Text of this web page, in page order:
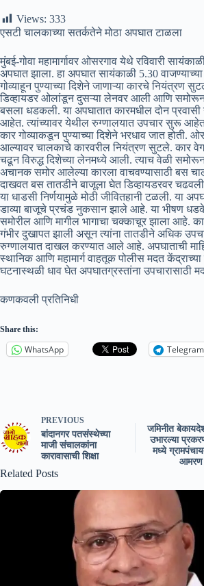
Views: 333
एसटी चालकाच्या सतर्कतेने मोठा अपघात टाळला
मुंबई-गोवा महामार्गावर ओसरगाव येथे रविवारी
अपघात झाला. हा अपघात सायंकाळी 5.30
गोव्याहून पुण्याच्या दिशेने जाणाऱ्या कारचे नियंत्रण
डिव्हायडर ओलांडून दुसऱ्या लेनवर आली आणि समोरून
बसला धडकली. या अपघातात कारमधील दोन
आहेत. त्यांच्यावर येथील रुग्णालयात उपचार सुरू
कार गोव्याकडून पुण्याच्या दिशेने भरधाव जात होती.
आल्यावर चालकाचे कारवरील नियंत्रण सुटले. कार
चढून विरुद्ध दिशेच्या लेनमध्ये आली. त्याच वेळी
अचानक समोर आलेल्या कारला वाचवण्यासाठी बस
दाखवत बस तातडीने बाजूला घेत डिव्हायडरवर
या धाडसी निर्णयामुळे मोठी जीवितहानी टळली. या
डाव्या बाजूचे प्रचंड नुकसान झाले आहे. या भीषण
समोरील आणि मागील भागाचा चक्काचूर झाला आहे.
गंभीर दुखापत झाली असून त्यांना तातडीने अधिक
रुग्णालयात दाखल करण्यात आले आहे. अपघाताची
स्थानिक आणि महामार्ग वाहतूक पोलीस मदत केंद्राच्या
घटनास्थळी धाव घेत अपघातग्रस्तांना उपचारासाठी
कणकवली प्रतिनिधी
Share this:
WhatsApp Telegram
PREVIOUS
बांदानगर पतसंस्थेच्या
माजी संचालकांना
कारावासाची शिक्षा
जमिनीत
उभारल्या
मध्ये
आमरण
Related Posts